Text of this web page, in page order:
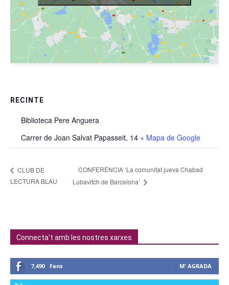
RECINTE
Biblioteca Pere Anguera
Carrer de Joan Salvat Papasseit, 14 + Mapa de Google
CLUB DE
LECTURA BLAU
CONFERÈNCIA ‘La comunitat jueva Chabad
Lubavitch de Barcelona’
Connecta't amb les nostres xarxes
7,490 Fans M' AGRADA